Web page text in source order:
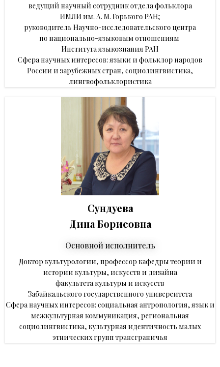
ведущий научный сотрудник отдела фольклора
ИМЛИ им. А. М. Горького РАН;
руководитель Научно-исследовательского центра
по национально-языковым отношениям
Института языкознания РАН
Сфера научных интересов: языки и фольклор народов
России и зарубежных стран, социолингвистика,
лингвофольклористика
Сундуева
Дина Борисовна
Основной исполнитель
Доктор культурологии, профессор кафедры теории и
истории культуры, искусств и дизайна
факультета культуры и искусств
Забайкальского государственного университета
Сфера научных интересов: социальная антропология, язык и
межкультурная коммуникация, региональная
социолингвистика, культурная идентичность малых
этнических групп трансграничья